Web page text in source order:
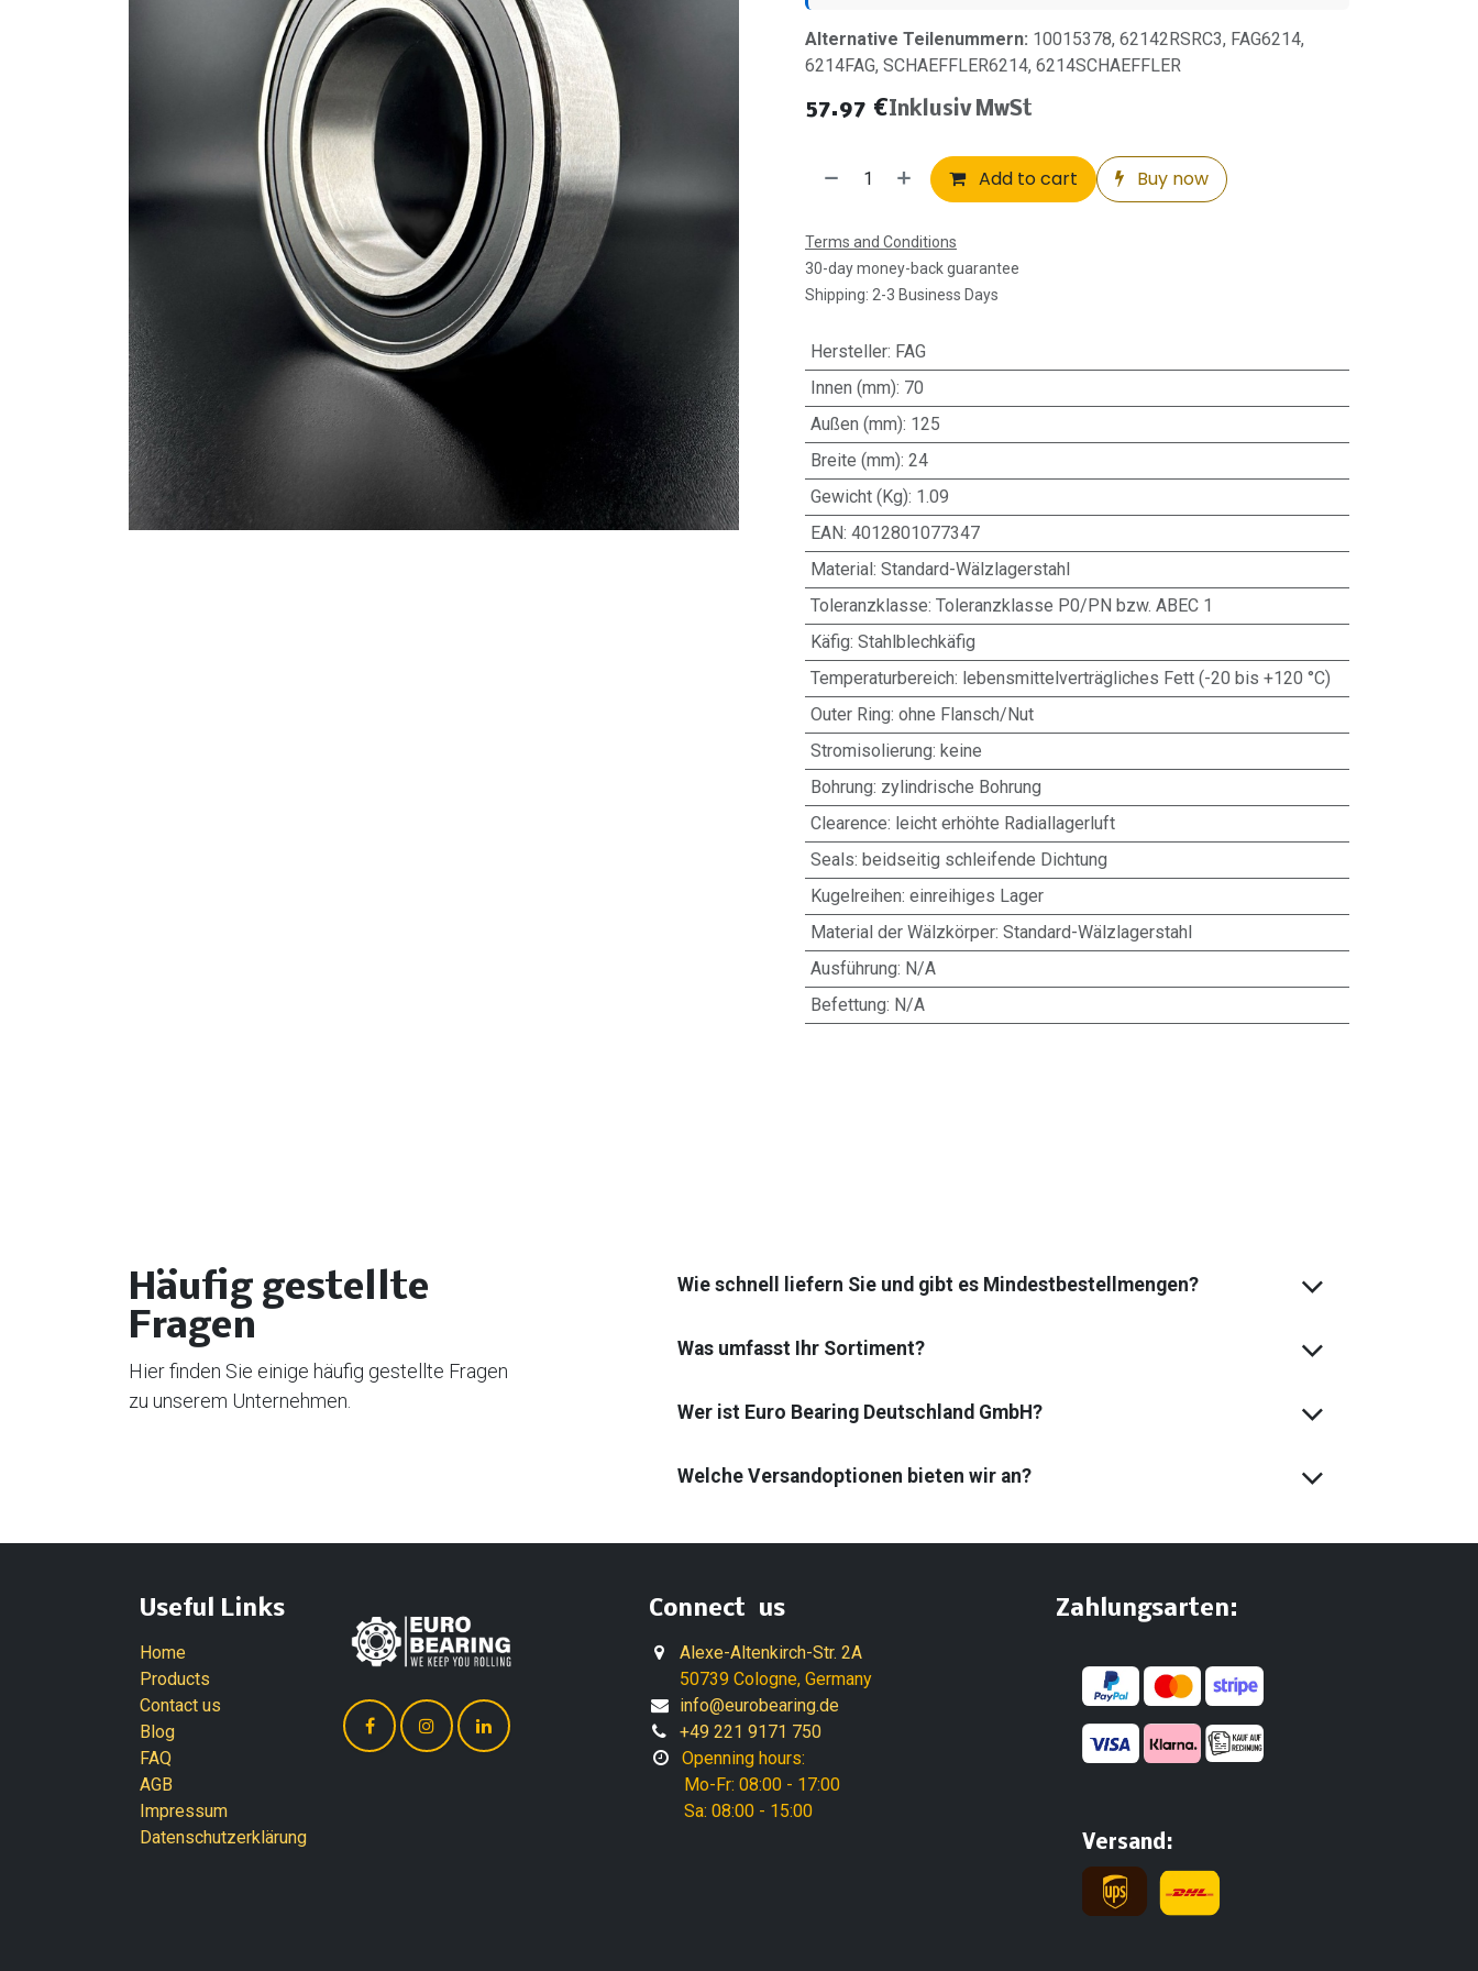
Alternative Teilenummern: 10015378, 62142RSRC3, FAG6214,
6214FAG, SCHAEFFLER6214, 6214SCHAEFFLER
57.97 €Inklusiv MwSt
Add to cart Buy now
Terms and Conditions
30-day money-back guarantee
Shipping: 2-3 Business Days
Hersteller: FAG
Innen (mm): 70
Außen (mm): 125
Breite (mm): 24
Gewicht (Kg): 1.09
EAN: 4012801077347
Material: Standard-Wälzlagerstahl
Toleranzklasse: Toleranzklasse P0/PN bzw. ABEC 1
Käfig: Stahlblechkäfig
Temperaturbereich: lebensmittelverträgliches Fett (-20 bis +120 °C)
Outer Ring: ohne Flansch/Nut
Stromisolierung: keine
Bohrung: zylindrische Bohrung
Clearence: leicht erhöhte Radiallagerluft
Seals: beidseitig schleifende Dichtung
Kugelreihen: einreihiges Lager
Material der Wälzkörper: Standard-Wälzlagerstahl
Ausführung: N/A
Befettung: N/A
Häufig gestellte
Fragen
Hier finden Sie einige häufig gestellte Fragen
zu unserem Unternehmen.
Wie schnell liefern Sie und gibt es Mindest­bestell­mengen?
Was umfasst Ihr Sortiment?
Wer ist Euro Bearing Deutschland GmbH?
Welche Versandoptionen bieten wir an?
Useful Links
Home
Products
Contact us
Blog
FAQ
AGB
Impressum
Datenschutzerklärung
Connect us
Alexe-Altenkirch-Str. 2A
50739 Cologne, Germany
info@eurobearing.de
+49 221 9171 750
Openning hours:
Mo-Fr: 08:00 - 17:00
Sa: 08:00 - 15:00
Zahlungsarten:
Versand: